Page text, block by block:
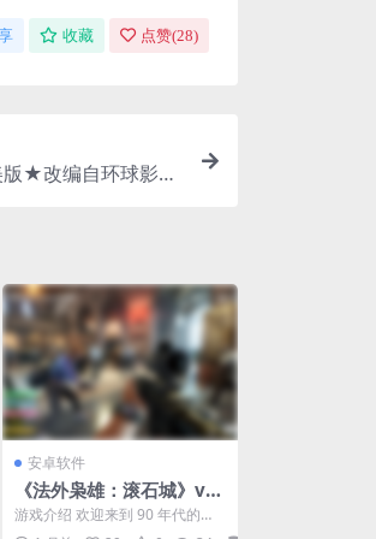
收藏 点赞(28)
★改编自环球影业
安卓软件
《法外枭雄：滚石城》v1.
21.1.0中文版
游戏介绍 欢迎来到 90 年代的滚
石城！通过抢劫、掠夺和射击，